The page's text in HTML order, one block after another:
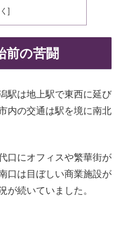
前の苦闘
駅は地上駅で東西に延び
内の交通は駅を境に南北
口にオフィスや繁華街が
口は目ぼしい商業施設が
が続いていました。